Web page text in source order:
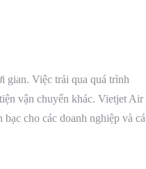
gian. Việc trải qua quá trình
vận chuyển khác. Vietjet Air
cho các doanh nghiệp và cá